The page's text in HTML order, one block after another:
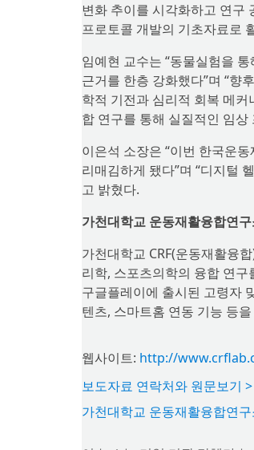
변화 추이를 시각화하고 연구
프로토콜 개발의 기초자료로
임예현 교수는 “동물실험을
근거를 한층 강화했다”며 “향
학적 기전과 심리적 회복 메
합 연구를 통해 실질적인 임
이은석 소장은 “이번 한국운
리매김하게 됐다”며 “디지털
고 밝혔다.
가천대학교 운동재활융합연
가천대학교 CRF(운동재활융
리학, 스포츠의학의 융합 연구
구글플레이에 출시된 고령자
텐츠, 스마트홈 연동 기능 등
웹사이트: http://
보도자료 연락처와 원문보기 >
가천대학교 운동재활융합연